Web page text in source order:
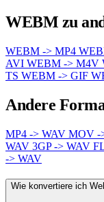
WEBM zu
WEBM -> MP4
AVI WEBM -> M4V
TS WEBM -> GIF
Andere
MP4 -> WAV MOV -
WAV 3GP -> WAV
-> WAV
Wie konvertiere ich